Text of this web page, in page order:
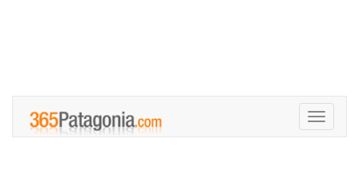
Toggle